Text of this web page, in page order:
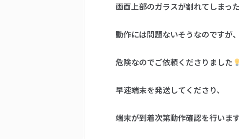
画面上部のガラスが割れてしまっ
動作には問題ないそうなのですが
危険なのでご依頼くださりました
早速端末を発送してくださり、
端末が到着次第動作確認を行いま